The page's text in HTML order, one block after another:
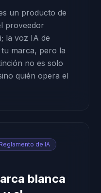
un producto de
proveedor
la voz IA de
marca, pero la
no es solo
quién opera el
de IA
blanca